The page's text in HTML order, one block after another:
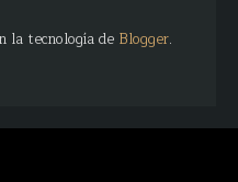
la tecnología de Blogger.